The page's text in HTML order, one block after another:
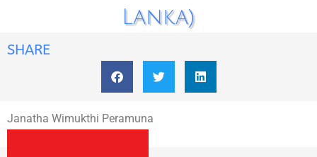
Lanka)
SHARE
Janatha Wimukthi Peramuna